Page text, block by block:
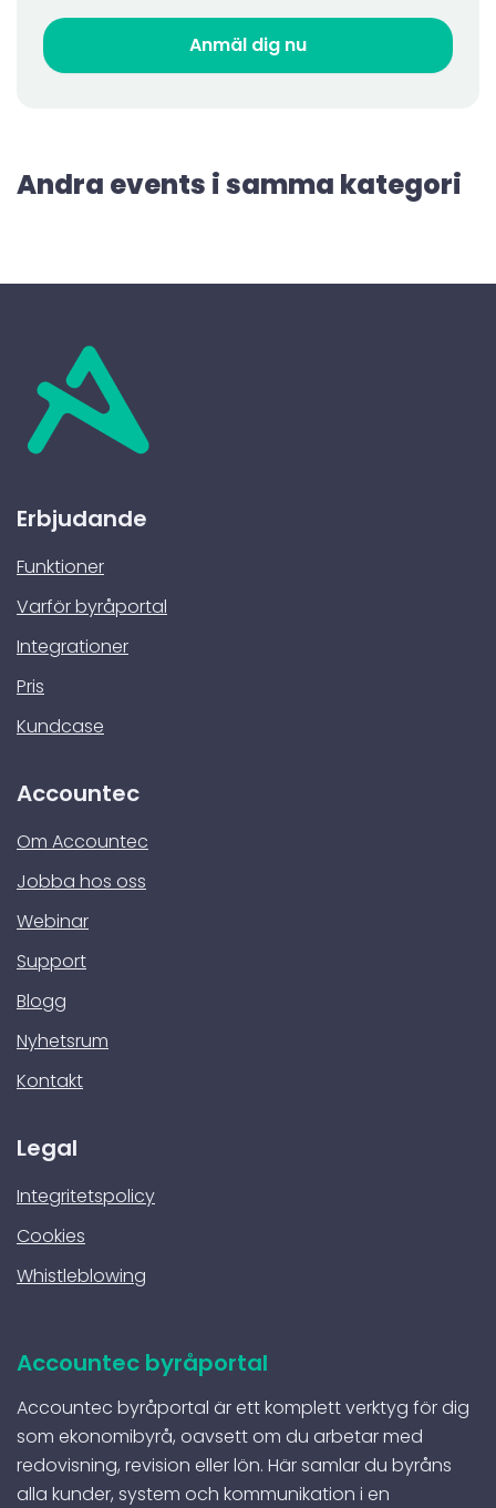
Andra events i samma kategori
Erbjudande
Funktioner
Varför byråportal
Integrationer
Pris
Kundcase
Accountec
Om Accountec
Jobba hos oss
Webinar
Support
Blogg
Nyhetsrum
Kontakt
Legal
Integritetspolicy
Cookies
Whistleblowing
Accountec byråportal
Accountec byråportal är ett komplett verktyg för dig
som ekonomibyrå, oavsett om du arbetar med
redovisning, revision eller lön. Här samlar du byråns
alla kunder, system och kommunikation i en